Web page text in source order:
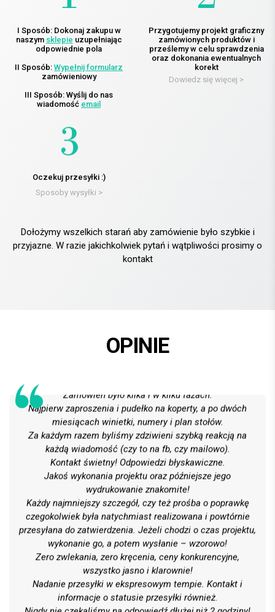
I Sposób: Dokonaj zakupu w
naszym sklepie uzupełniając
odpowiednie pola
II Sposób: Wypełnij formularz
zamówieniowy
III Sposób: Wyślij do nas
wiadomość email
Przygotujemy projekt graficzny
zamówionych produktów i
prześlemy w celu sprawdzenia
oraz dokonania ewentualnych
korekt
Dowiedz się więcej >
Oczekuj przesyłki :)
Sposoby wysyłki >
Dołożymy wszelkich starań aby zamówienie było szybkie i
przyjazne. W razie jakichkolwiek pytań i wątpliwości prosimy o
kontakt
OPINIE
Zamówień było kilka i w kilku fazach.
Najpierw zaproszenia i pudełko na koperty, a po dwóch
miesiącach winietki, numery i plan stołów.
Za każdym razem byliśmy zdziwieni szybką reakcją na
każdą wiadomość (czy to na fb, czy mailowo).
Kontakt świetny! Odpowiedzi błyskawiczne.
Jakoś wykonania projektu oraz późniejsze jego
wydrukowanie znakomite!
Każdy najmniejszy szczegół, czy też prośba o poprawkę
czegokolwiek była natychmiast realizowana i powtórnie
przesyłana do zatwierdzenia. Jeżeli chodzi o czas projektu,
wykonanie go, a potem wysłanie – wzorowo!
Zero zwlekania, zero kręcenia, ceny konkurencyjne,
wszystko jasno i klarownie!
Nadanie przesyłki w ekspresowym tempie. Kontakt i
informacje o statusie przesyłki również.